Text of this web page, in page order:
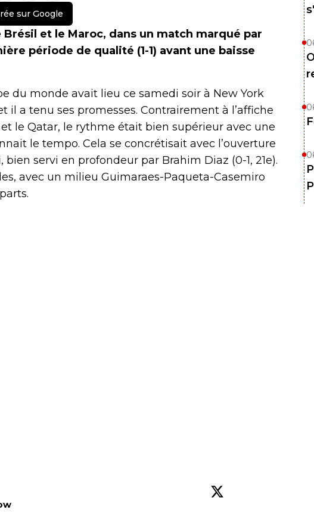
sur Google
et le Maroc, dans un match marqué par
période de qualité (1-1) avant une baisse
du monde avait lieu ce samedi soir à New York
il a tenu ses promesses. Contrairement à l’affiche
le Qatar, le rythme était bien supérieur avec une
le tempo. Cela se concrétisait avec l’ouverture
servi en profondeur par Brahim Diaz (0-1, 21e).
avec un milieu Guimaraes-Paqueta-Casemiro